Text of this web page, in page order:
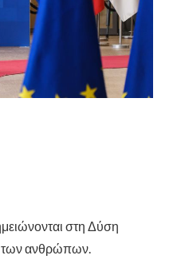
στη Δύση
των ανθρώπων.